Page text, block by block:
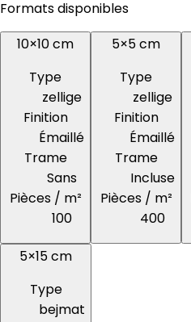
Formats disponibles
10×10 cm
Type
zellige
Finition
Émaillé
Trame
Sans
Pièces / m²
100
5×5 cm
Type
zellige
Finition
Émaillé
Trame
Incluse
Pièces / m²
400
5×15 cm
Type
bejmat